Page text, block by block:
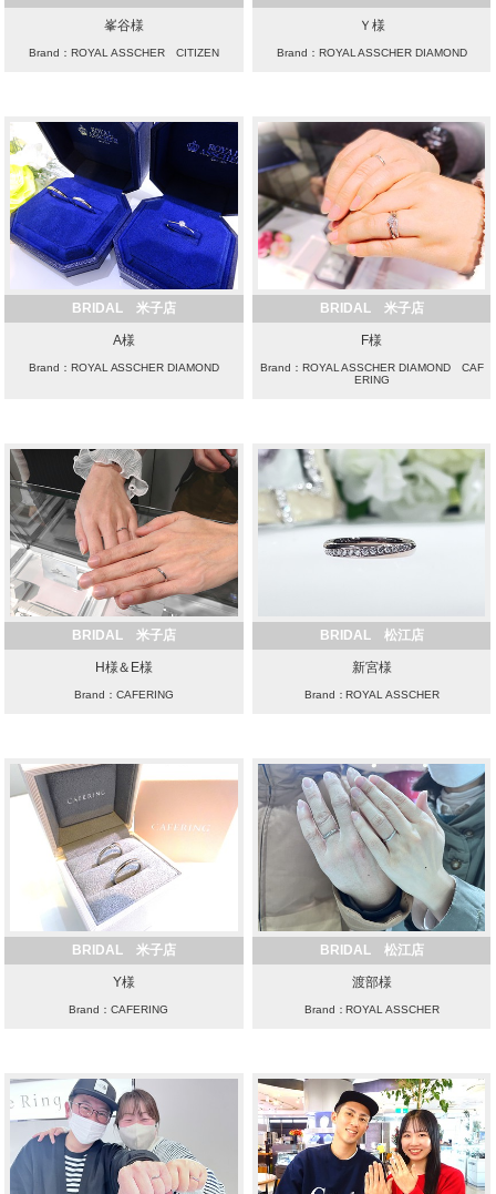
峯谷様
Brand：ROYAL ASSCHER CITIZEN
Ｙ様
Brand：ROYAL ASSCHER DIAMOND
BRIDAL 米子店
A様
Brand：ROYAL ASSCHER DIAMOND
BRIDAL 米子店
F様
Brand：ROYAL ASSCHER DIAMOND CAF
ERING
BRIDAL 米子店
H様＆E様
Brand：CAFERING
BRIDAL 松江店
新宮様
Brand：ROYAL ASSCHER
BRIDAL 米子店
Y様
Brand：CAFERING
BRIDAL 松江店
渡部様
Brand：ROYAL ASSCHER